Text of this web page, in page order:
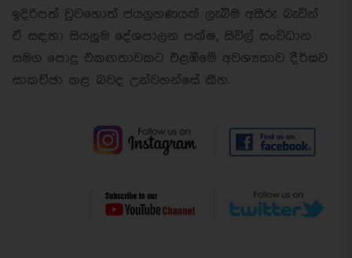
ඉදිරිපත් වුවහොත් ජයග්‍රහණයක් ලැබීම අසීරු බැවින්
ඒ සඳහා සියලුම දේශපාලන පක්ෂ, සිවිල් සංවිධාන
සමග පොදු එකඟතාවකට එළඹීමේ අවශ්‍යතාව දීර්ඝව
සාකච්ඡා කළ බවද උන්වහන්සේ කීහ.